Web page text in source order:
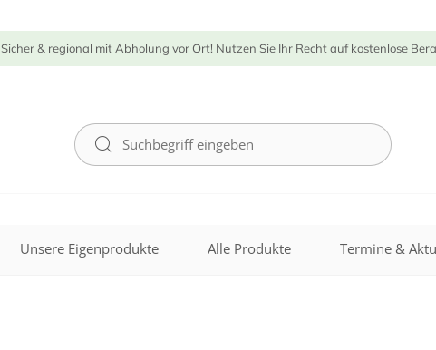
Sicher & regional mit Abholung vor Ort! Nutzen Sie Ihr Recht auf kostenlose
Unsere Eigenprodukte Alle Produkte Termine &